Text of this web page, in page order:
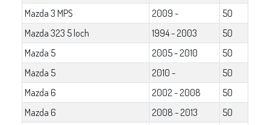
Mazda 3 MPS
2009 -
50
Mazda 323 5 loch
1994 - 2003
50
Mazda 5
2005 - 2010
50
Mazda 5
2010 -
50
Mazda 6
2002 - 2008
50
Mazda 6
2008 - 2013
50